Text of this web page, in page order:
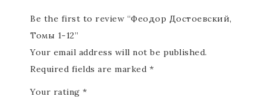
Be the first to review “Феодор Достоевский,
Томы 1-12”
Your email address will not be published.
Required fields are marked *
Your rating *